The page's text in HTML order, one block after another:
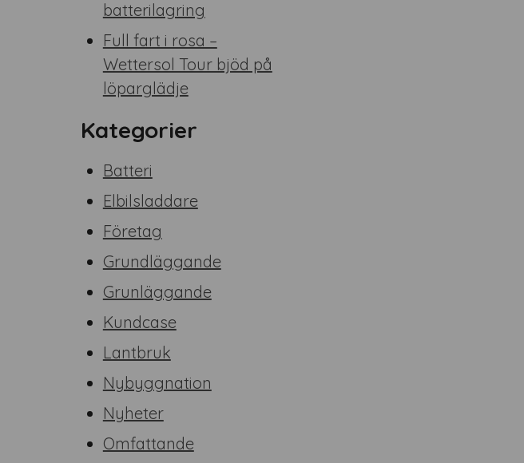
batterilagring
Full fart i rosa –
Wettersol Tour bjöd på
löparglädje
Kategorier
Batteri
Elbilsladdare
Företag
Grundläggande
Grunläggande
Kundcase
Lantbruk
Nybyggnation
Nyheter
Omfattande